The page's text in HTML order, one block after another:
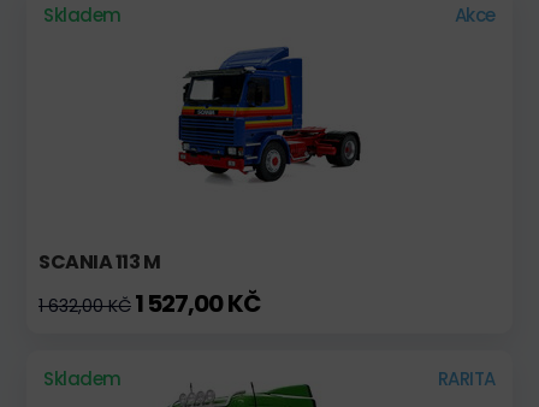
Skladem Akce
SCANIA 113 M
1 632,00 KČ 1 527,00 KČ
Skladem RARITA